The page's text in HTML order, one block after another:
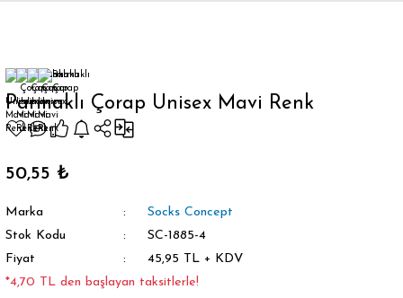
Parmaklı Çorap Unisex Mavi Renk
50,55 ₺
Marka
Socks Concept
Stok Kodu
SC-1885-4
Fiyat
45,95 TL + KDV
*4,70 TL den başlayan taksitlerle!